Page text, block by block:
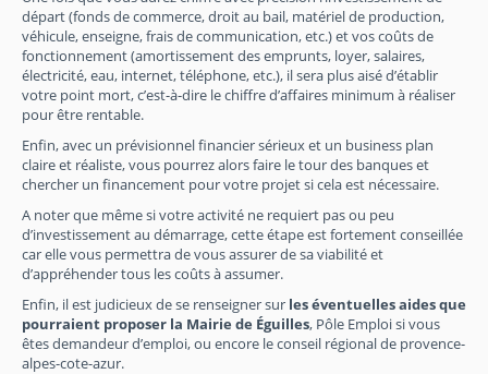
départ (fonds de commerce, droit au bail, matériel de production,
véhicule, enseigne, frais de communication, etc.) et vos coûts de
fonctionnement (amortissement des emprunts, loyer, salaires,
électricité, eau, internet, téléphone, etc.), il sera plus aisé d’établir
votre point mort, c’est-à-dire le chiffre d’affaires minimum à réaliser
pour être rentable.
Enfin, avec un prévisionnel financier sérieux et un business plan
claire et réaliste, vous pourrez alors faire le tour des banques et
chercher un financement pour votre projet si cela est nécessaire.
A noter que même si votre activité ne requiert pas ou peu
d’investissement au démarrage, cette étape est fortement conseillée
car elle vous permettra de vous assurer de sa viabilité et
d’appréhender tous les coûts à assumer.
Enfin, il est judicieux de se renseigner sur les éventuelles aides que
pourraient proposer la Mairie de Éguilles, Pôle Emploi si vous
êtes demandeur d’emploi, ou encore le conseil régional de provence-
alpes-cote-azur.